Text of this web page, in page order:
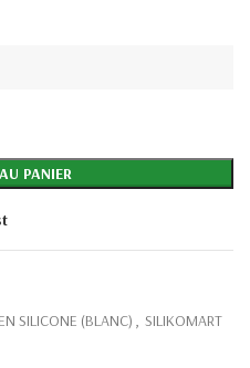
PANIER
SILICONE (BLANC) , SILIKOMART